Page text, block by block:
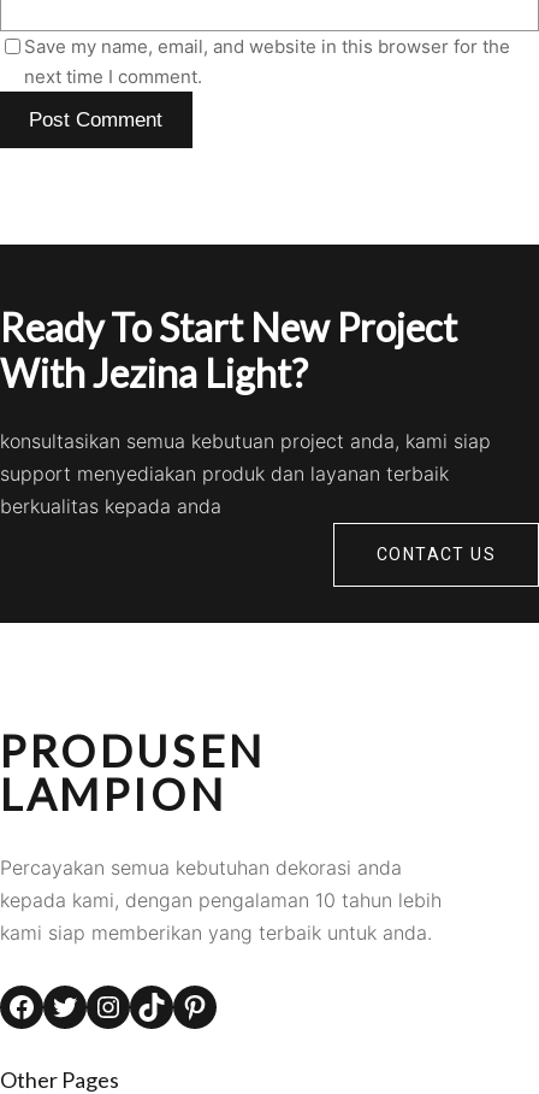
Save my name, email, and website in this browser for the
next time I comment.
Ready To Start New Project
With Jezina Light?
konsultasikan semua kebutuan project anda, kami siap
support menyediakan produk dan layanan terbaik
berkualitas kepada anda
CONTACT US
PRODUSEN
LAMPION
Percayakan semua kebutuhan dekorasi anda
kepada kami, dengan pengalaman 10 tahun lebih
kami siap memberikan yang terbaik untuk anda.
Facebook Twitter Instagram TikTok Pinterest
Other Pages